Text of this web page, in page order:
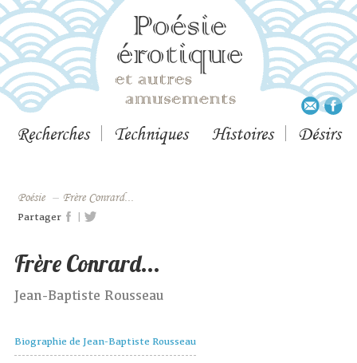
Recherches Techniques Histoires Désirs
Poésie – Frère Conrard...
Partager |
Frère Conrard...
Jean-Baptiste Rousseau
Biographie de Jean-Baptiste Rousseau